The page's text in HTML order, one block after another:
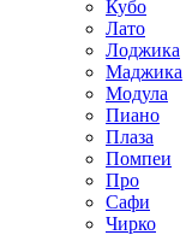
Кубо
Лато
Лоджика
Маджика
Модула
Пиано
Плаза
Помпеи
Про
Сафи
Чирко